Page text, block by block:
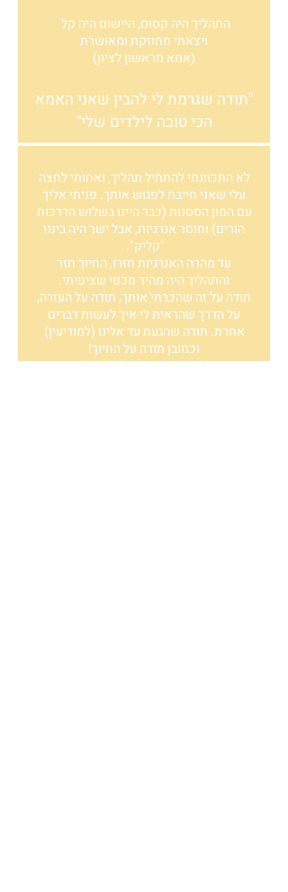
התהליך היה קסום, היישום היה קל
ויצאתי מחוזקת ומאושרת
(אמא מראשון לציון)
"תודה שגרמת לי להבין שאני האמא
הכי טובה לילדים שלי"
לא התכוונתי להתחיל תהליך, ואחותי לחצה
עלי שאני חייבת לפגוש אותך. פניתי אליך
עם המון הססנות (כבר היינו בשלוש הדרכות
הורים) וחוסר אנרגיות, אבל ישר היה ביננו
"קליק".
עד מהרה האנרגיות חזרו, החיוך חזר
והתהליך היה מהיר מכפי שציפיתי.
תודה על זה שהכרתי אותך, תודה על העזרה,
על הדרך שהראית לי איך לעשות דברים
אחרת. תודה שהגעת עד אלינו (למודיעין)
וכמובן תודה על החיוך!
המודל שפיתחת עזר לנו הרבה, כפי